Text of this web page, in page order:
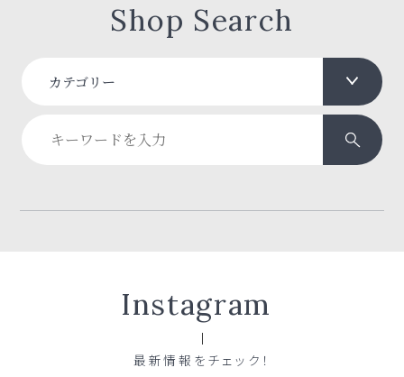
Shop Search
カテゴリー
Instagram
最新情報をチェック！